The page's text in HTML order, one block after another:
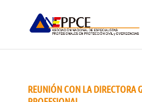
REUNIÓN CON LA DIRECTORA